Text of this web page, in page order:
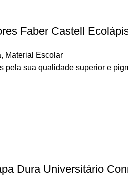
Faber Castell
, Material Escolar
pela sua qualidade superior e
Dura Universitário